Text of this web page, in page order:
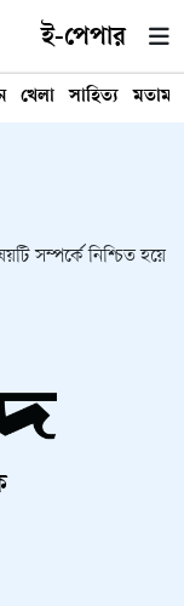
ই-পেপার
খেলা সাহিত্য মতামত
সম্পর্কে নিশ্চিত হয়ে